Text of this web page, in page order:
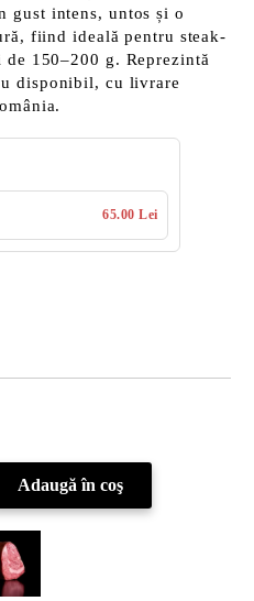
gust intens, untos și o
fiind ideală pentru steak-
150–200 g. Reprezintă
disponibil, cu livrare
65.00 Lei